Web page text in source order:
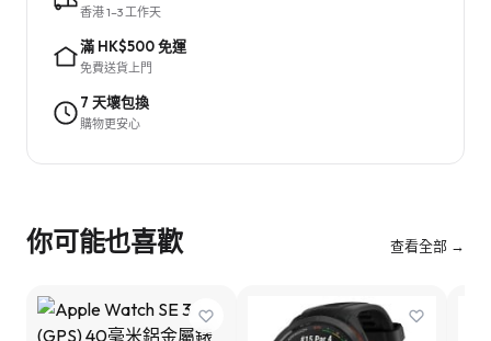
香港 1–3 工作天
滿 HK$500 免運
免費送貨上門
7 天壞包換
購物更安心
你可能也喜歡 查看全部 →